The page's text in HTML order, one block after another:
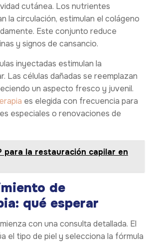
cutánea. Los nutrientes
la circulación, estimulan el colágeno
Este conjunto reduce
y signos de cansancio.
inyectadas estimulan la
Las células dañadas se reemplazan
un aspecto fresco y juvenil.
es elegida con frecuencia para
especiales o renovaciones de
para la restauración capilar en
de
qué esperar
con una consulta detallada. El
el tipo de piel y selecciona la fórmula